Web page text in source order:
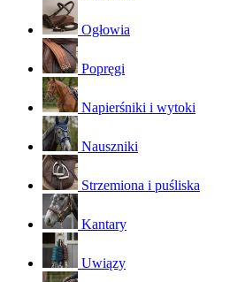
Ogłowia
Popręgi
Napierśniki i wytoki
Nauszniki
Strzemiona i puśliska
Kantary
Uwiązy